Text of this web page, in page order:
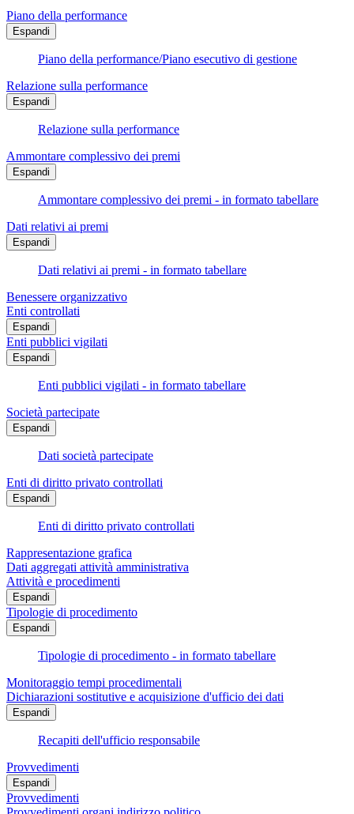
Piano della performance
Espandi
Piano della performance/Piano esecutivo di gestione
Relazione sulla performance
Espandi
Relazione sulla performance
Ammontare complessivo dei premi
Espandi
Ammontare complessivo dei premi - in formato tabellare
Dati relativi ai premi
Espandi
Dati relativi ai premi - in formato tabellare
Benessere organizzativo
Enti controllati
Espandi
Enti pubblici vigilati
Espandi
Enti pubblici vigilati - in formato tabellare
Società partecipate
Espandi
Dati società partecipate
Enti di diritto privato controllati
Espandi
Enti di diritto privato controllati
Rappresentazione grafica
Dati aggregati attività amministrativa
Attività e procedimenti
Espandi
Tipologie di procedimento
Espandi
Tipologie di procedimento - in formato tabellare
Monitoraggio tempi procedimentali
Dichiarazioni sostitutive e acquisizione d'ufficio dei dati
Espandi
Recapiti dell'ufficio responsabile
Provvedimenti
Espandi
Provvedimenti